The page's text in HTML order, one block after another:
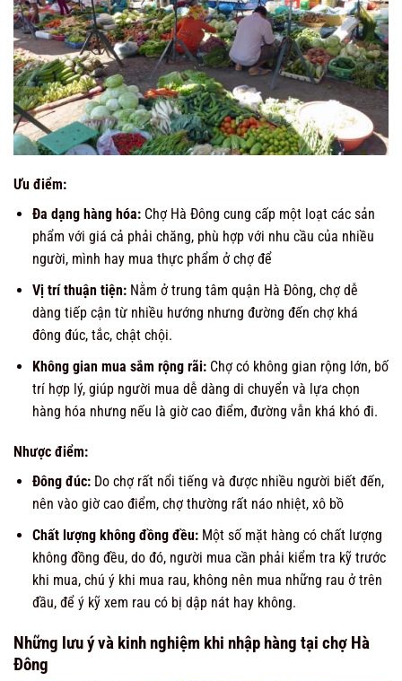
Ưu điểm:
Đa dạng hàng hóa:Chợ Hà Đông cung cấp một loạt các sản
phẩm với giá cả phải chăng, phù hợp với nhu cầu của nhiều
người, mình hay mua thực phẩm ở chợ để
Vị trí thuận tiện:Nằm ở trung tâm quận Hà Đông, chợ dễ
dàng tiếp cận từ nhiều hướng nhưng đường đến chợ khá
đông đúc, tắc, chật chội.
Không gian mua sắm rộng rãi:Chợ có không gian rộng lớn, bố
trí hợp lý, giúp người mua dễ dàng di chuyển và lựa chọn
hàng hóa nhưng nếu là giờ cao điểm, đường vẫn khá khó đi.
Nhược điểm:
Đông đúc:Do chợ rất nổi tiếng và được nhiều người biết đến,
nên vào giờ cao điểm, chợ thường rất náo nhiệt, xô bồ
Chất lượng không đồng đều:Một số mặt hàng có chất lượng
không đồng đều, do đó, người mua cần phải kiểm tra kỹ trước
khi mua, chú ý khi mua rau, không nên mua những rau ở trên
đầu, để ý kỹ xem rau có bị dập nát hay không.
Những lưu ý và kinh nghiệm khi nhập hàng tại chợ Hà
Đông